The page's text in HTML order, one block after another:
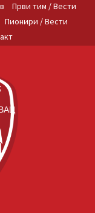
Први тим / Вести
Пионири / Вести